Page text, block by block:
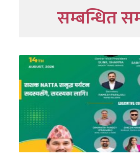
सम्बन्धित